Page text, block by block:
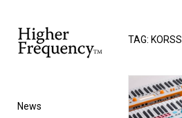
News
TAG: KORSS